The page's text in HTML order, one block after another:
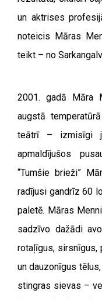
un aktrises
noteicis Māras
teikt – no
2001. gadā Māra
augstā
teātrī – izmisīgi
apmaldījušos
“Tumšie brieži”
radījusi gandrīz 60
paletē. Māras
sadzīvo dažādi
rotaļīgus, sirsnīgus,
un dauzonīgus
stingras sievas –